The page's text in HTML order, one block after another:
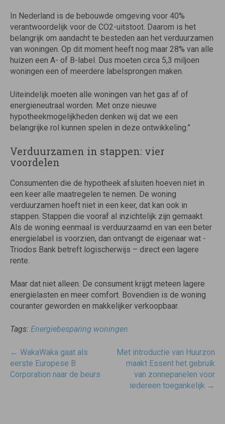
In Nederland is de bebouwde omgeving voor 40%
verantwoordelijk voor de CO2-uitstoot. Daarom is het
belangrijk om aandacht te besteden aan het verduurzamen
van woningen. Op dit moment heeft nog maar 28% van alle
huizen een A- of B-label. Dus moeten circa 5,3 miljoen
woningen een of meerdere labelsprongen maken.
Uiteindelijk moeten alle woningen van het gas af of
energieneutraal worden. Met onze nieuwe
hypotheekmogelijkheden denken wij dat we een
belangrijke rol kunnen spelen in deze ontwikkeling.”
Verduurzamen in stappen: vier
voordelen
Consumenten die de hypotheek afsluiten hoeven niet in
een keer alle maatregelen te nemen. De woning
verduurzamen hoeft niet in een keer, dat kan ook in
stappen. Stappen die vooraf al inzichtelijk zijn gemaakt.
Als de woning eenmaal is verduurzaamd en van een beter
energielabel is voorzien, dan ontvangt de eigenaar wat -
Triodos Bank betreft logischerwijs – direct een lagere
rente.
Maar dat niet alleen. De consument krijgt meteen lagere
energielasten en meer comfort. Bovendien is de woning
couranter geworden en makkelijker verkoopbaar.
Tags: Energiebesparing woningen
Post
navigatie
← WakaWaka gaat als
eerste Europese B
Corporation naar de beurs
Met introductie van Huurzon
maakt Essent het gebruik
van zonnepanelen voor
iedereen toegankelijk →